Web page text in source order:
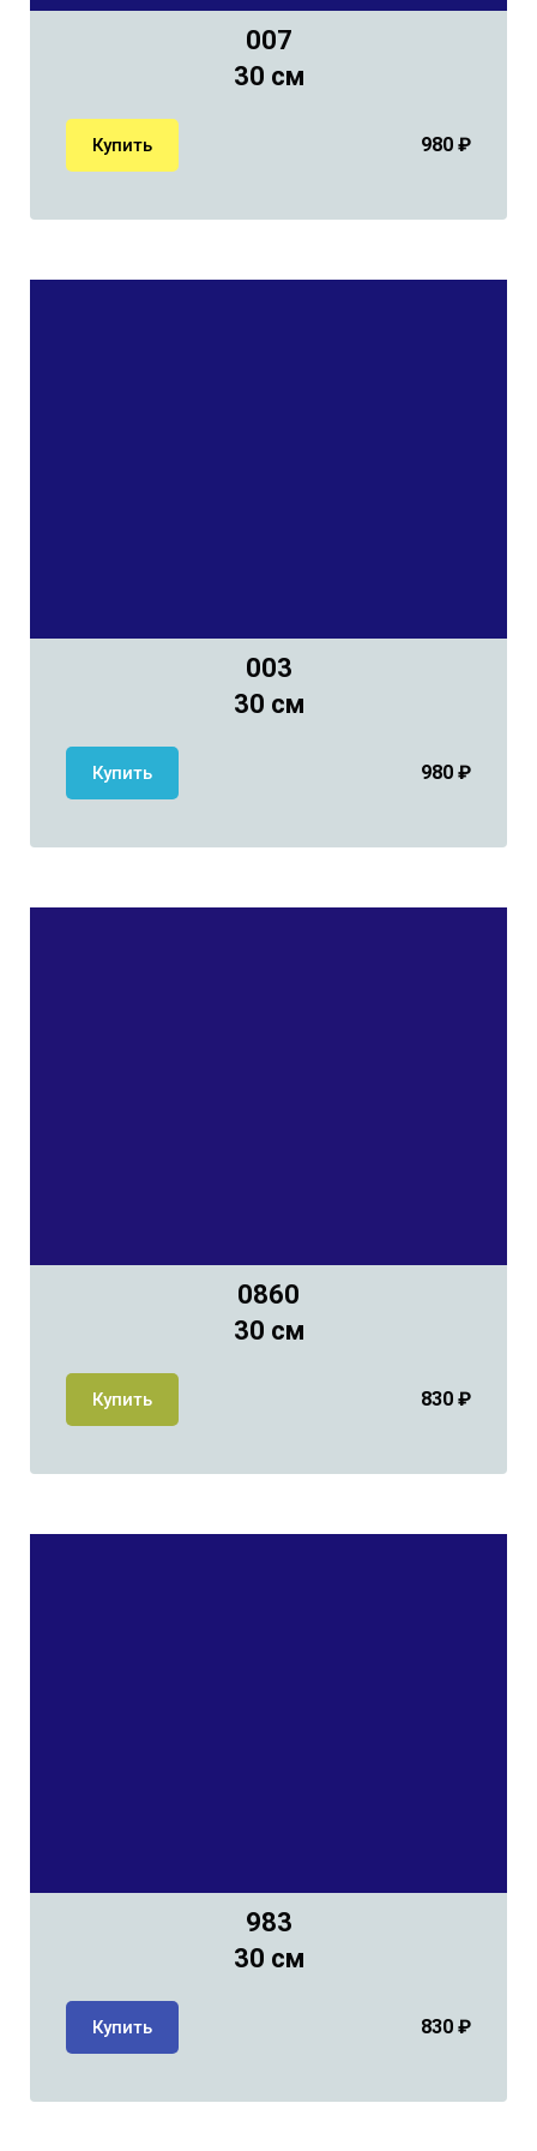
007
30 см
Купить 980 ₽
003
30 см
Купить 980 ₽
0860
30 см
Купить 830 ₽
983
30 см
Купить 830 ₽